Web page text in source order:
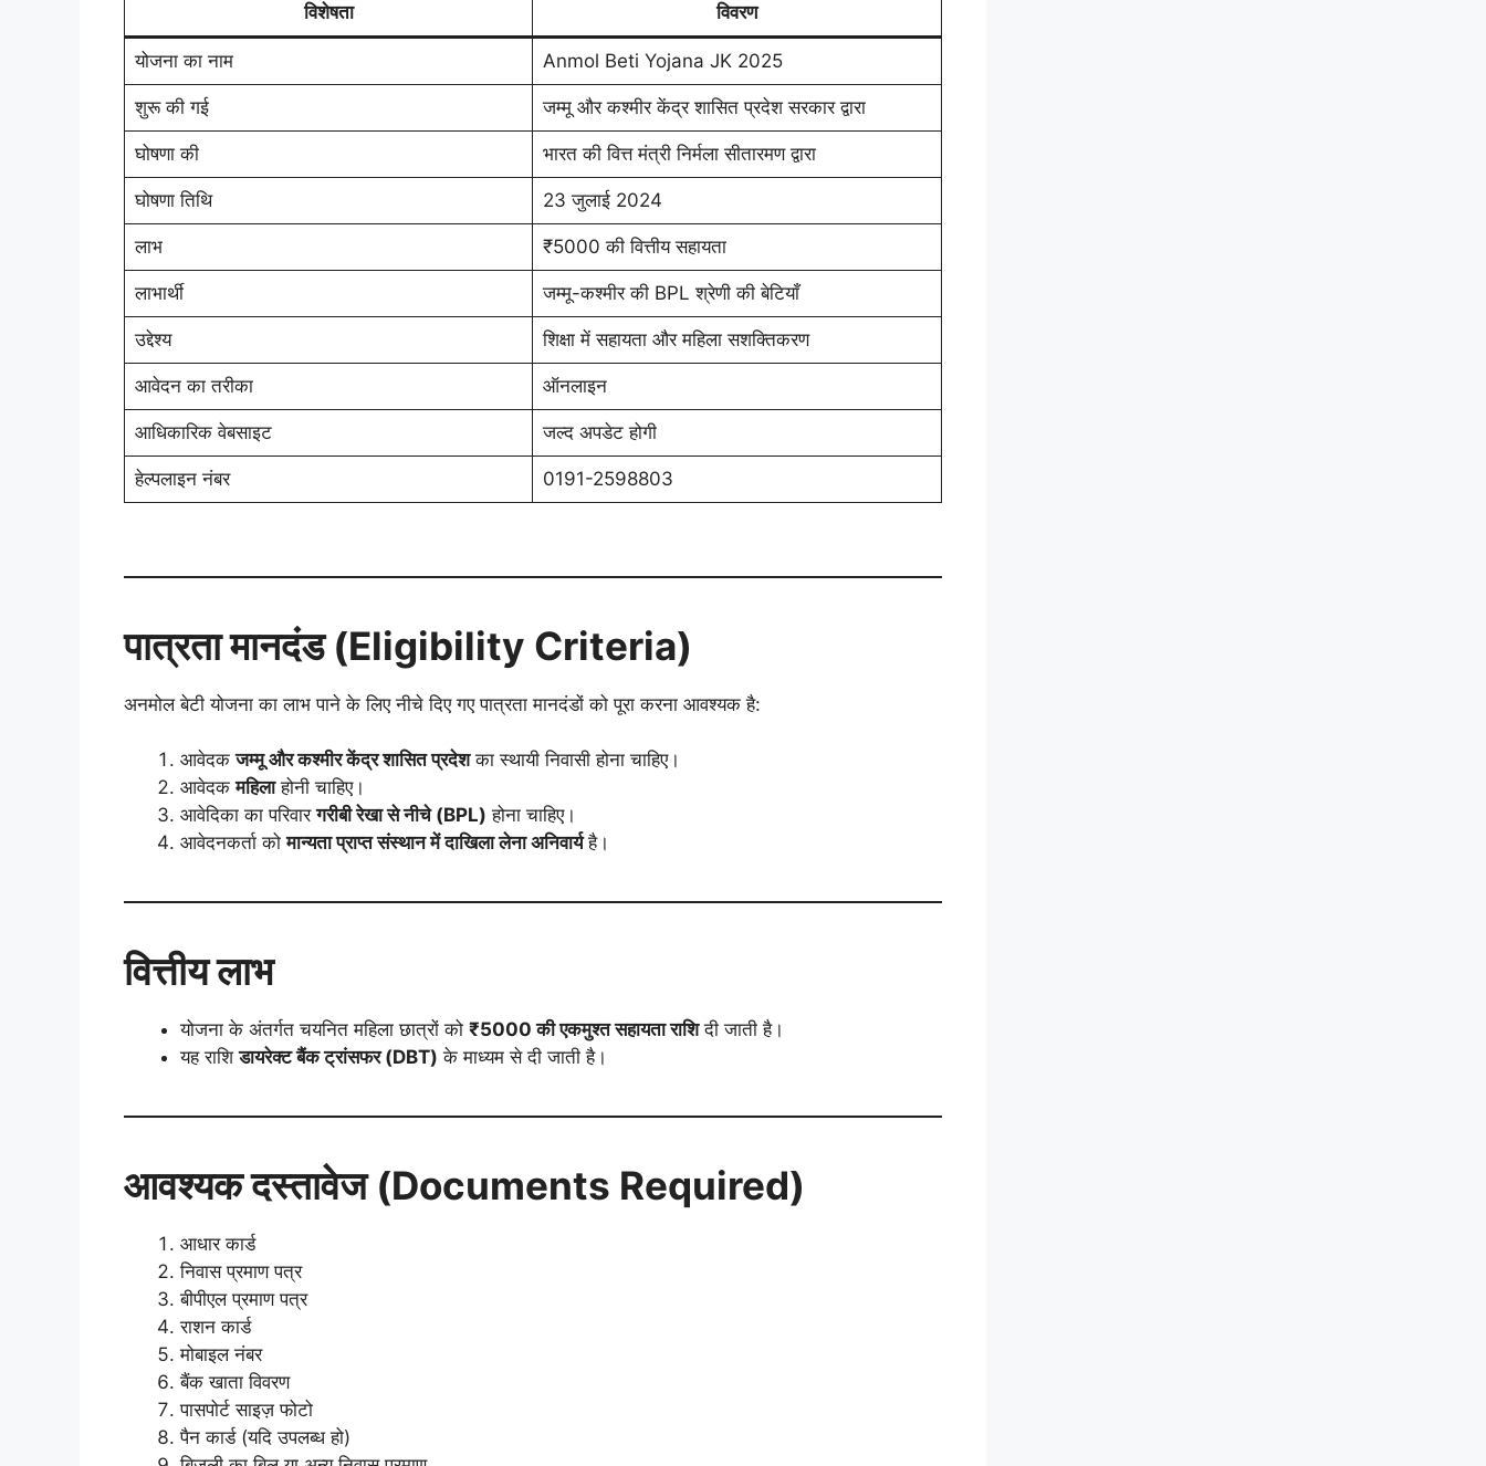
विशेषता विवरण
योजना का नाम Anmol Beti Yojana JK 2025
शुरू की गई जम्मू और कश्मीर केंद्र शासित प्रदेश सरकार द्वारा
घोषणा की भारत की वित्त मंत्री निर्मला सीतारमण द्वारा
घोषणा तिथि 23 जुलाई 2024
लाभ ₹5000 की वित्तीय सहायता
लाभार्थी जम्मू-कश्मीर की BPL श्रेणी की बेटियाँ
उद्देश्य शिक्षा में सहायता और महिला सशक्तिकरण
आवेदन का तरीका ऑनलाइन
आधिकारिक वेबसाइट जल्द अपडेट होगी
हेल्पलाइन नंबर 0191-2598803
पात्रता मानदंड (Eligibility Criteria)
अनमोल बेटी योजना का लाभ पाने के लिए नीचे दिए गए पात्रता मानदंडों को पूरा करना आवश्यक है:
आवेदकजम्मू और कश्मीर केंद्र शासित प्रदेशका स्थायी निवासी होना चाहिए।
आवेदकमहिलाहोनी चाहिए।
आवेदिका का परिवारगरीबी रेखा से नीचे (BPL) होना चाहिए।
आवेदनकर्ता कोमान्यता प्राप्त संस्थान में दाखिला लेना अनिवार्यहै।
वित्तीय लाभ
योजना के अंतर्गत चयनित महिला छात्रों को ₹5000 की एकमुश्त सहायता राशिदी जाती है।
यह राशिडायरेक्ट बैंक ट्रांसफर (DBT) के माध्यम से दी जाती है।
आवश्यक दस्तावेज (Documents Required)
आधार कार्ड
निवास प्रमाण पत्र
बीपीएल प्रमाण पत्र
राशन कार्ड
मोबाइल नंबर
बैंक खाता विवरण
पासपोर्ट साइज़ फोटो
पैन कार्ड (यदि उपलब्ध हो)